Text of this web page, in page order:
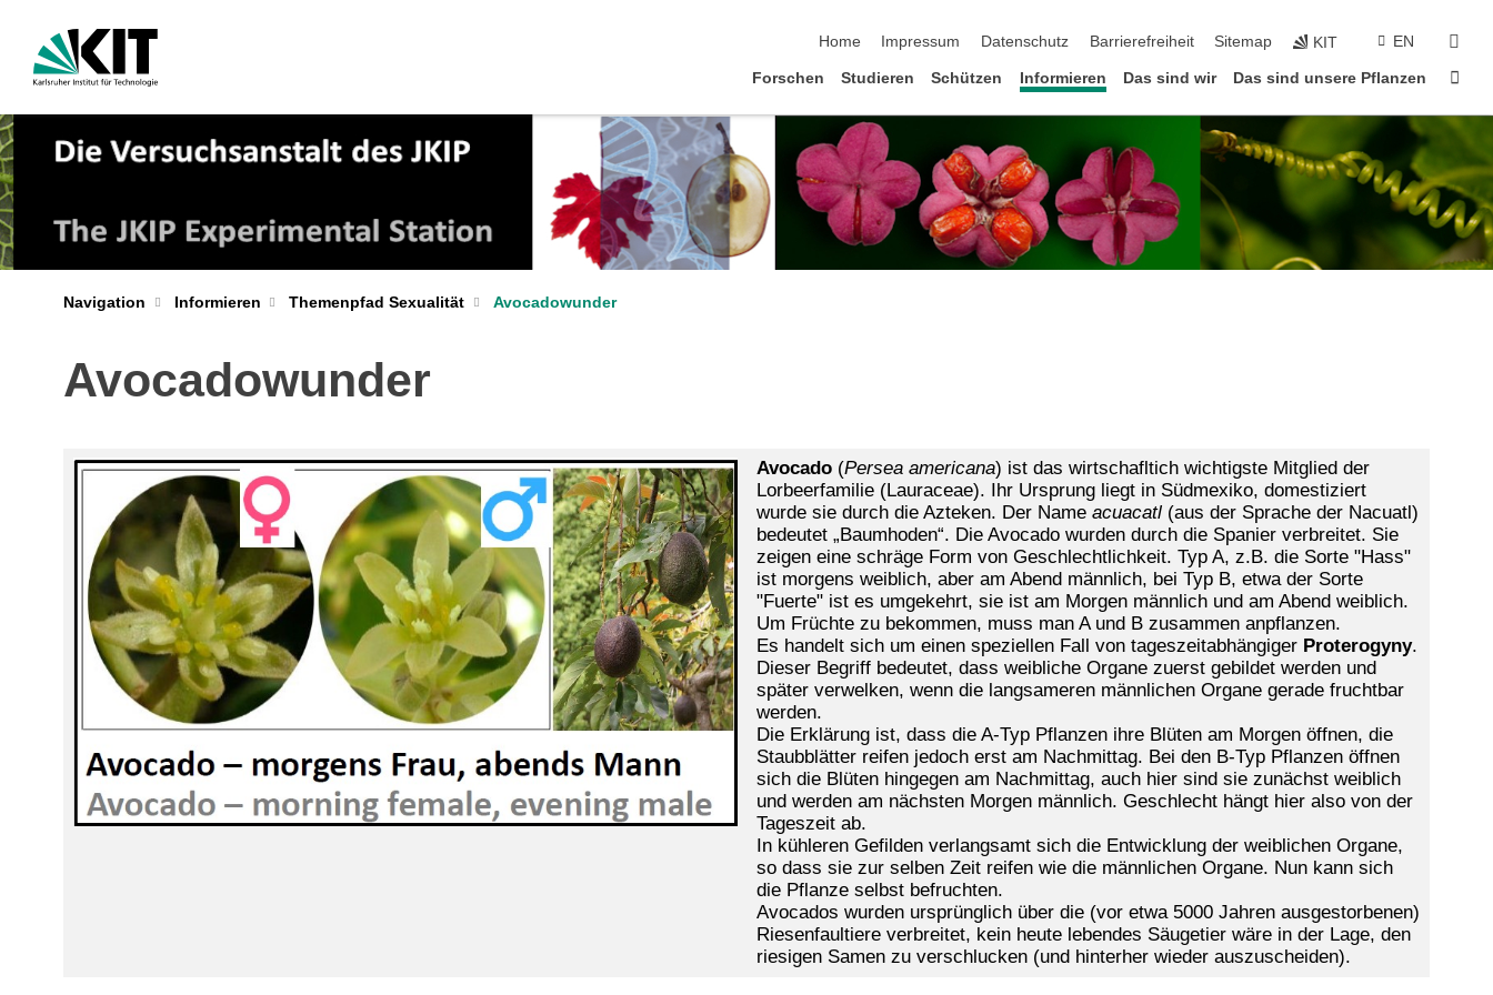
Home
Impressum Datenschutz Barrierefreiheit Sitemap KIT EN
Forschen Studieren Schützen Informieren Das sind wir Das sind unsere Pflanzen
Navigation Informieren Themenpfad Sexualität Avocadowunder
Avocadowunder
Avocado(Persea americana) ist das wirtschafltich wichtigste Mitglied der
Lorbeerfamilie (Lauraceae). Ihr Ursprung liegt in Südmexiko, domestiziert
wurde sie durch die Azteken. Der Name acuacatl (aus der Sprache der Nacuatl)
bedeutet„Baumhoden“. Die Avocado wurden durch die Spanier verbreitet. Sie
zeigen eine schräge Form von Geschlechtlichkeit. Typ A, z.B. die Sorte "Hass"
ist morgens weiblich, aber am Abend männlich, bei Typ B, etwa der Sorte
"Fuerte" ist es umgekehrt, sie ist am Morgen männlich und am Abend weiblich.
Um Früchte zu bekommen, muss man A und B zusammen anpflanzen.
Es handelt sich um einen speziellen Fall von tageszeitabhängiger Proterogyny.
Dieser Begriff bedeutet, dass weibliche Organe zuerst gebildet werden und
später verwelken, wenn die langsameren männlichen Organe gerade fruchtbar
werden.
Die Erklärung ist, dass die A-Typ Pflanzen ihre Blüten am Morgen öffnen, die
Staubblätter reifen jedoch erst am Nachmittag. Bei den B-Typ Pflanzen öffnen
sich die Blüten hingegen am Nachmittag, auch hier sind sie zunächst weiblich
und werden am nächsten Morgen männlich. Geschlecht hängt hier also von der
Tageszeit ab.
In kühleren Gefilden verlangsamt sich die Entwicklung der weiblichen Organe,
so dass sie zur selben Zeit reifen wie die männlichen Organe. Nun kann sich
die Pflanze selbst befruchten.
Avocados wurden ursprünglich über die (vor etwa 5000 Jahren ausgestorbenen)
Riesenfaultiere verbreitet, kein heute lebendes Säugetier wäre in der Lage, den
riesigen Samen zu verschlucken (und hinterher wieder auszuscheiden).